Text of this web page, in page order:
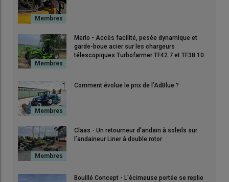
Merlo - Accès facilité, pesée dynamique et
garde-boue acier sur les chargeurs
télescopiques Turbofarmer TF42.7 et TF38.10
Comment évolue le prix de l’AdBlue ?
Claas - Un retourneur d’andain à soleils sur
l’andaineur Liner à double rotor
Bouillé Concept - L'écimeuse portée se replie